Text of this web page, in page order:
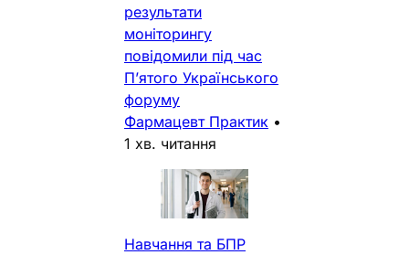
результати
моніторингу
повідомили під час
П’ятого Українського
форуму
Фармацевт Практик •
1 хв. читання
Навчання та БПР